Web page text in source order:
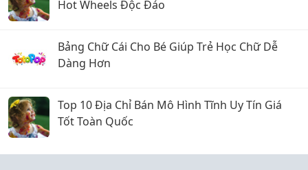
Hot Wheels Độc Đáo
Bảng Chữ Cái Cho Bé Giúp Trẻ Học Chữ Dễ
Dàng Hơn
Top 10 Địa Chỉ Bán Mô Hình Tĩnh Uy Tín Giá
Tốt Toàn Quốc